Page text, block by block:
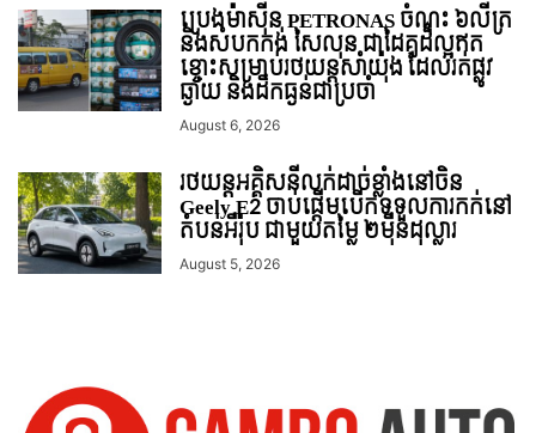
ប្រេងម៉ាស៊ីន PETRONAS ចំណុះ ៦លីត្រ
និងសំបកកង់ សៃលុន ជាដៃគូដ៏ល្អឥត
ខ្ចោះសម្រាប់រថយន្តសាំយ៉ុង ដែលរត់ផ្លូវ
ឆ្ងាយ និងដឹកធ្ងន់ជាប្រចាំ
August 6, 2026
រថយន្ដអគ្គិសនីលក់ដាច់ខ្លាំងនៅចិន
Geely E2 ចាប់ផ្តើមបើកទទួលការកក់នៅ
តំបន់អឺរ៉ុប ជាមួយតម្លៃ ២ម៉ឺនដុល្លារ
August 5, 2026